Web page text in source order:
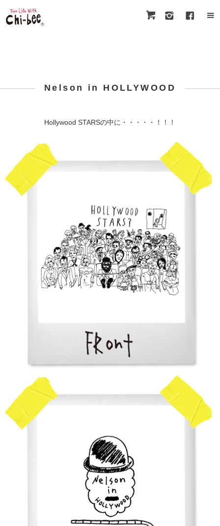
Nelson in HOLLYWOOD
Hollywood STARSの中に・・・・・！！！